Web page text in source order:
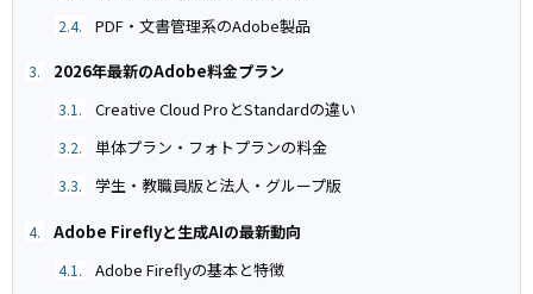
2.4. PDF・文書管理系のAdobe製品
3. 2026年最新のAdobe料金プラン
3.1. Creative Cloud ProとStandardの違い
3.2. 単体プラン・フォトプランの料金
3.3. 学生・教職員版と法人・グループ版
4. Adobe Fireflyと生成AIの最新動向
4.1. Adobe Fireflyの基本と特徴